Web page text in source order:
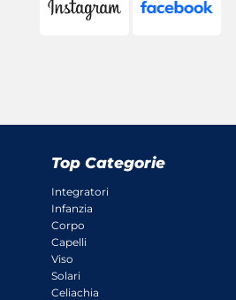
Top Categorie
Integratori
Infanzia
Corpo
Capelli
Viso
Solari
Celiachia